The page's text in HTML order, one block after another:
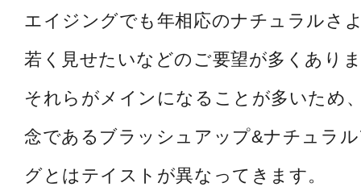
エイジングでも年相応のナチュラルさ
若く見せたいなどのご要望が多くあり
それらがメインになることが多いため
念であるブラッシュアップ&ナチュラ
グとはテイストが異なってきます。